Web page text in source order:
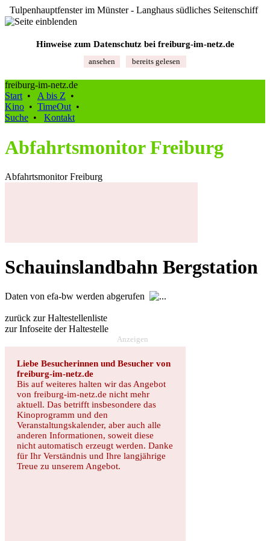
Tulpenhauptfenster im Münster - Langhaus südliches Seitenschiff
Hinweise zum Datenschutz bei freiburg‑im‑netz.de
ansehen bereits gelesen
freiburg-im-netz.de
Start • A bis Z •
Kino • TimeOut •
Suche • Kontakt
Abfahrtsmonitor Freiburg
Abfahrtsmonitor Freiburg
Schauinslandbahn Bergstation
Daten von efa-bw werden abgerufen
zurück zur Haltestellenliste
zur Infoseite der Haltestelle
Anzeigen
Liebe Besucherinnen und Besucher von
freiburg-im-netz.de
Bis auf weiteres halten wir das Angebot
von freiburg-im-netz.de nicht mehr
aktuell. Das betrifft insbesondere das
Kinoprogramm und den
Veranstaltungskalender, aber auch alle
anderen Informationen, soweit diese
nicht automatisch erzeugt werden. Danke
für Ihr Verständnis und Ihre langjährige
Treue zu unserem Angebot.